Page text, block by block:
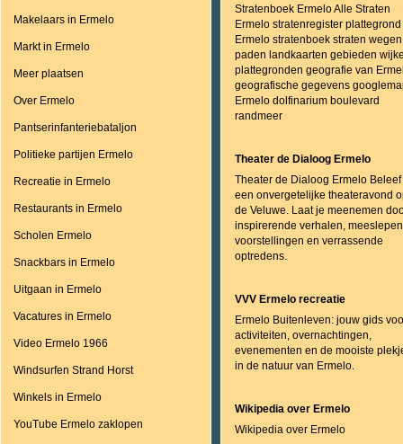
Makelaars in Ermelo
Markt in Ermelo
Meer plaatsen
Over Ermelo
Pantserinfanteriebataljon
Politieke partijen Ermelo
Recreatie in Ermelo
Restaurants in Ermelo
Scholen Ermelo
Snackbars in Ermelo
Uitgaan in Ermelo
Vacatures in Ermelo
Video Ermelo 1966
Windsurfen Strand Horst
Winkels in Ermelo
YouTube Ermelo zaklopen
Stratenboek Ermelo Alle Straten
Ermelo stratenregister plattegrond
Ermelo stratenboek straten wegen
paden landkaarten gebieden
plattegronden geografie van
geografische gegevens
Ermelo dolfinarium boulevard
randmeer
Theater de Dialoog Ermelo
Theater de Dialoog Ermelo Beleef
een onvergetelijke theateravond
de Veluwe. Laat je meenemen
inspirerende verhalen,
voorstellingen en verrassende
optredens.
VVV Ermelo recreatie
Ermelo Buitenleven: jouw gids
activiteiten, overnachtingen,
evenementen en de mooiste
in de natuur van Ermelo.
Wikipedia over Ermelo
Wikipedia over Ermelo